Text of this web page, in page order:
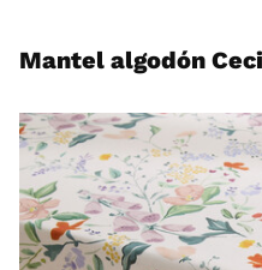
Mantel algodón